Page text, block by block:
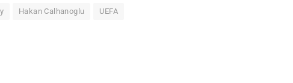
Hakan Calhanoglu UEFA